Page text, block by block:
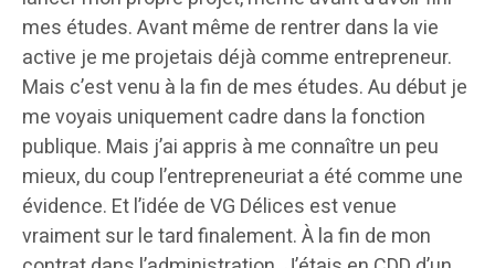
mes études. Avant même de rentrer dans la vie
active je me projetais déjà comme entrepreneur.
Mais c’est venu à la fin de mes études. Au début je
me voyais uniquement cadre dans la fonction
publique. Mais j’ai appris à me connaître un peu
mieux, du coup l’entrepreneuriat a été comme une
évidence. Et l’idée de VG Délices est venue
vraiment sur le tard finalement. À la fin de mon